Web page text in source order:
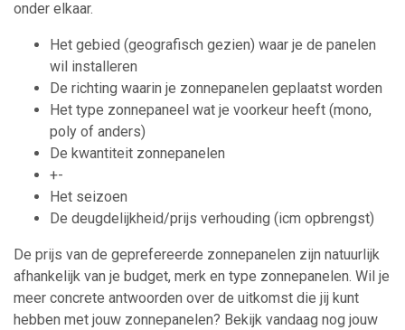
onder elkaar.
Het gebied (geografisch gezien) waar je de panelen
wil installeren
De richting waarin je zonnepanelen geplaatst worden
Het type zonnepaneel wat je voorkeur heeft (mono,
poly of anders)
De kwantiteit zonnepanelen
+-
Het seizoen
De deugdelijkheid/prijs verhouding (icm opbrengst)
De prijs van de geprefereerde zonnepanelen zijn natuurlijk
afhankelijk van je budget, merk en type zonnepanelen. Wil je
meer concrete antwoorden over de uitkomst die jij kunt
hebben met jouw zonnepanelen? Bekijk vandaag nog jouw